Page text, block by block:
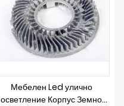
Мебелен Led улично
осветление Корпус Земно